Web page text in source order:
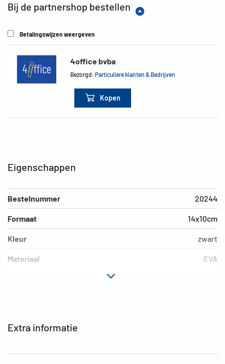
Bij de partnershop bestellen
Betalingswijzen weergeven
4office bvba
Bezorgd:Particuliere klanten & Bedrijven
Kopen
Extra informatie
Eigenschappen
Bestelnummer 20244
Formaat 14x10cm
Kleur zwart
Materiaal EVA